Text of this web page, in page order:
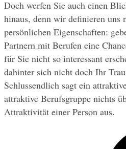
Doch werfen Sie auch einen
hinaus, denn wir definieren uns
persönlichen Eigenschaften:
Partnern mit Berufen eine
für Sie nicht so interessant
dahinter sich nicht doch Ihr
Schlussendlich sagt ein
attraktive Berufsgruppe nichts
Attraktivität einer Person aus.